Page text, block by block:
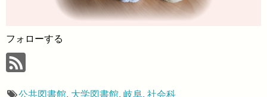
フォローする
公共図書館, 大学図書館, 岐阜, 社会科